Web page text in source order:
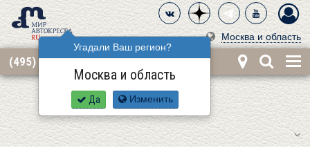
Москва и область
Угадали Ваш регион?
Москва и область
Да Изменить
(495) 668-12-62